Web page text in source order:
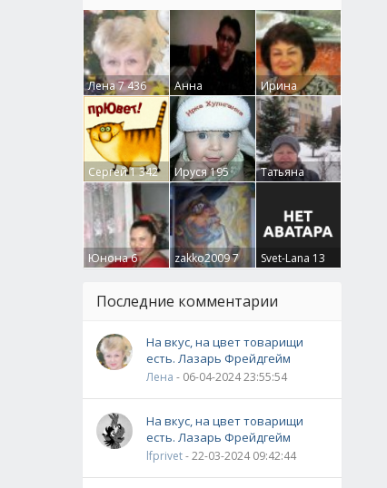
Лена7 436
Анна
Гумлевая0
Ирина
Бруцкая41
Сергей1 342 Ируся195
Татьяна
Крючкова0
Юнона6 zakko20097 Svet-Lana 13
Последние комментарии
На вкус, на цвет товарищи
есть. Лазарь Фрейдгейм
Лена - 06-04-2024 23:55:54
На вкус, на цвет товарищи
есть. Лазарь Фрейдгейм
lfprivet- 22-03-2024 09:42:44